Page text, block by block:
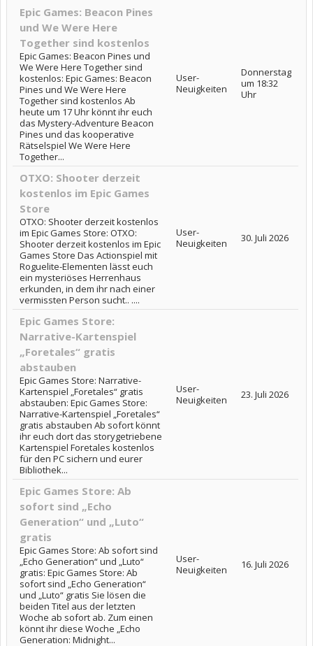
Epic Games: Beacon Pines
und We Were Here
Together sind kostenlos
Epic Games: Beacon Pines und
We Were Here Together sind
kostenlos: Epic Games: Beacon
Pines und We Were Here
Together sind kostenlos Ab
heute um 17 Uhr könnt ihr euch
das Mystery-Adventure Beacon
Pines und das kooperative
Rätselspiel We Were Here
Together...
User-
Neuigkeiten
Donnerstag
um 18:32
Uhr
OTXO: Shooter derzeit
kostenlos im Epic Games
Store
OTXO: Shooter derzeit kostenlos
im Epic Games Store: OTXO:
Shooter derzeit kostenlos im Epic
Games Store Das Actionspiel mit
Roguelite-Elementen lässt euch
ein mysteriöses Herrenhaus
erkunden, in dem ihr nach einer
vermissten Person sucht.. ....
User-
Neuigkeiten
30. Juli 2026
Epic Games Store:
Narrative-Kartenspiel
„Foretales“ gratis
abstauben
Epic Games Store: Narrative-
Kartenspiel „Foretales“ gratis
abstauben: Epic Games Store:
Narrative-Kartenspiel „Foretales“
gratis abstauben Ab sofort könnt
ihr euch dort das storygetriebene
Kartenspiel Foretales kostenlos
für den PC sichern und eurer
Bibliothek...
User-
Neuigkeiten
23. Juli 2026
Epic Games Store: Ab
sofort sind „Echo
Generation“ und „Luto“
gratis
Epic Games Store: Ab sofort sind
„Echo Generation“ und „Luto“
gratis: Epic Games Store: Ab
sofort sind „Echo Generation“
und „Luto“ gratis Sie lösen die
beiden Titel aus der letzten
Woche ab sofort ab. Zum einen
könnt ihr diese Woche „Echo
Generation: Midnight...
User-
Neuigkeiten
16. Juli 2026